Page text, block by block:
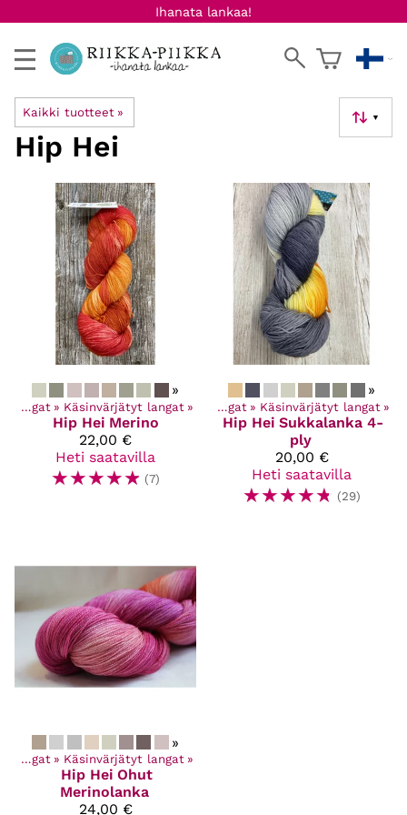
Ihanata lankaa!
Kaikki tuotteet ‪» ▼
Hip Hei
»
Langat ‪» Käsinvärjätyt langat ‪»
Hip Hei Merino
22,00 €
Heti saatavilla
☆☆☆☆☆ (7)
»
Kaikki tuotteet Langat ‪» Käsinvärjätyt langat ‪»
Hip Hei Sukkalanka 4-
ply
20,00 €
Heti saatavilla
☆☆☆☆☆ (29)
»
Langat ‪» Käsinvärjätyt langat ‪»
Hip Hei Ohut
Merinolanka
24,00 €